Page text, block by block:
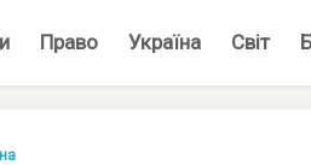
Право Україна Світ